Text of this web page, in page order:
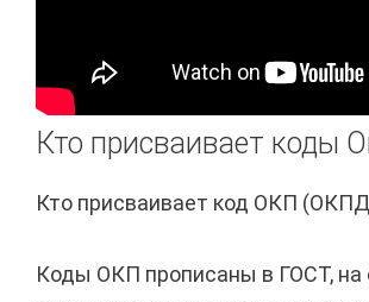
Кто присваивает коды
Кто присваивает код ОКП
Коды ОКП прописаны в ГОСТ, на